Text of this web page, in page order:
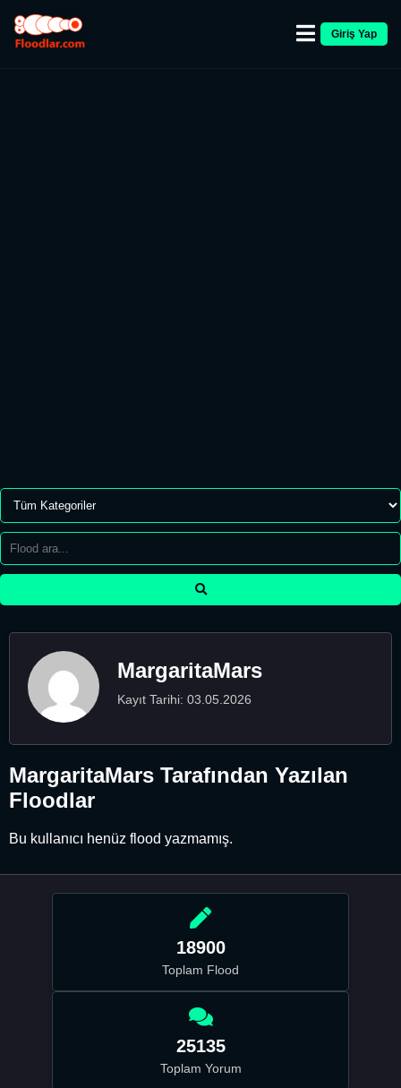
Giriş Yap
MargaritaMars
Kayıt Tarihi: 03.05.2026
MargaritaMars Tarafından Yazılan
Floodlar
Bu kullanıcı henüz flood yazmamış.
18900
Toplam Flood
25135
Toplam Yorum